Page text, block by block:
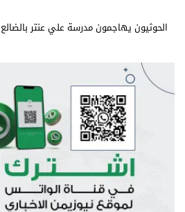
الحوثيون يهاجمون مدرسة علي عنتر بالضالع